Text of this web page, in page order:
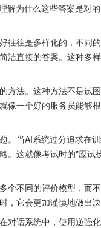
解为什么这些答案是对
往往是多样化的，不同
洁直接的答案。这种多
法。这种方法不是试
像一个好的服务员能够
。当AI系统过分追求在
。这就像考试时的"应试
个不同的评价模型，而
它会更加谨慎地做出决
对话系统中，使用逆强